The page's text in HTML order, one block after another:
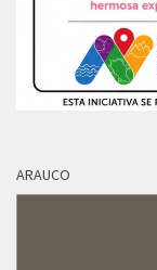
ARAUCO